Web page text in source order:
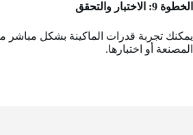
الخطوة 9: الاختبار والتحقق
يمكنك تجربة قدرات الماكينة بشكل مباشر
المصنعة أو اختبارها.